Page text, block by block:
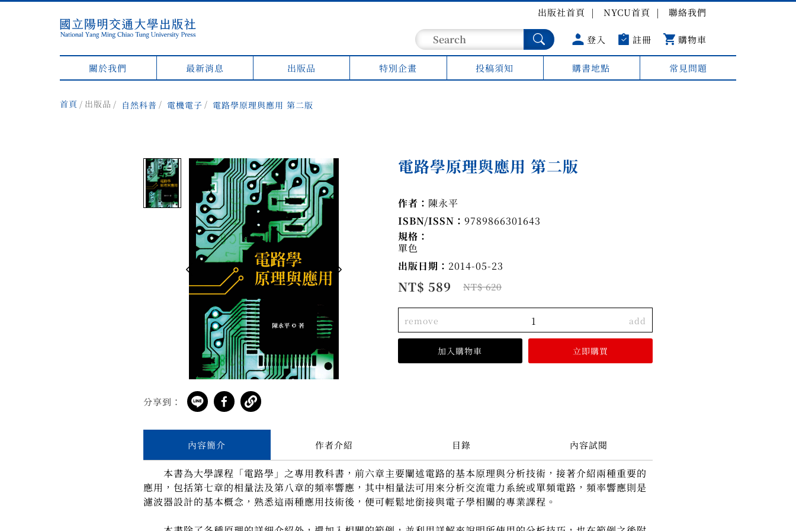
出版社首頁 NYCU首頁 聯絡我們
登入 註冊 購物車
關於我們 最新消息 出版品 特別企畫 投稿須知 購書地點 常見問題
首頁 出版品 自然科普 電機電子 電路學原理與應用 第二版
分享到：
電路學原理與應用 第二版
作者： 陳永平
ISBN/ISSN： 9789866301643
規格：
單色
出版日期： 2014-05-23
NT$ 589 NT$ 620
remove add
內容簡介 作者介紹 目錄 內容試閱
本書為大學課程「電路學」之專用教科書，前六章主要闡述電路的基本原理與分析技術，接著介紹兩種重要的
應用，包括第七章的相量法及第八章的頻率響應，其中相量法可用來分析交流電力系統或單頻電路，頻率響應則是
濾波器設計的基本概念，熟悉這兩種應用技術後，便可輕鬆地銜接與電子學相關的專業課程。